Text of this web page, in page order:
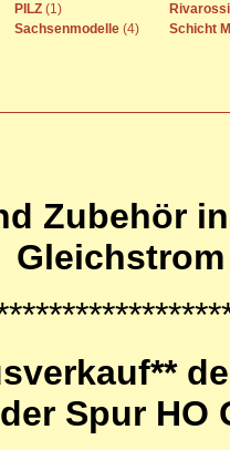
PILZ (1) Rivarossi
Sachsenmodelle (4) Schicht
Zubehör
Gleichstrom
Spur HO